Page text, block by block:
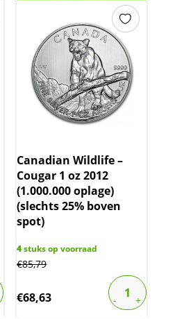
Canadian Wildlife –
Cougar 1 oz 2012
(1.000.000 oplage)
(slechts 25% boven
spot)
4stuks op voorraad
€85,79
€68,63